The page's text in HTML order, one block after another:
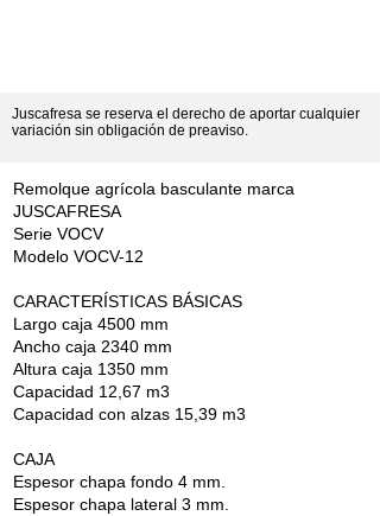
Juscafresa se reserva el derecho de aportar cualquier
variación sin obligación de preaviso.
Remolque agrícola basculante marca
JUSCAFRESA
Serie VOCV
Modelo VOCV-12
CARACTERÍSTICAS BÁSICAS
Largo caja 4500 mm
Ancho caja 2340 mm
Altura caja 1350 mm
Capacidad 12,67 m3
Capacidad con alzas 15,39 m3
CAJA
Espesor chapa fondo 4 mm.
Espesor chapa lateral 3 mm.